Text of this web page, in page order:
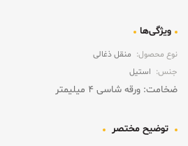
ویژگی‌ها
نوع محصول: منقل ذغالی
جنس: استیل
ضخامت: ورقه شاسی ۴ میلیمتر
توضیح مختصر